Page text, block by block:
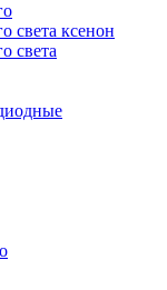
света ксенон
света